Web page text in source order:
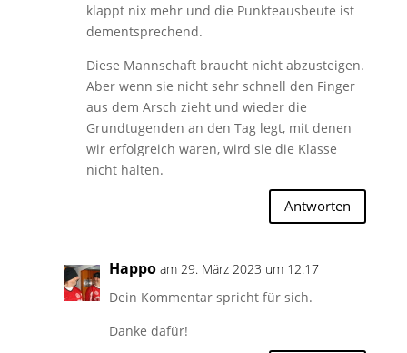
klappt nix mehr und die Punkteausbeute ist
dementsprechend.
Diese Mannschaft braucht nicht abzusteigen.
Aber wenn sie nicht sehr schnell den Finger
aus dem Arsch zieht und wieder die
Grundtugenden an den Tag legt, mit denen
wir erfolgreich waren, wird sie die Klasse
nicht halten.
Antworten
Happo am 29. März 2023 um 12:17
Dein Kommentar spricht für sich.
Danke dafür!